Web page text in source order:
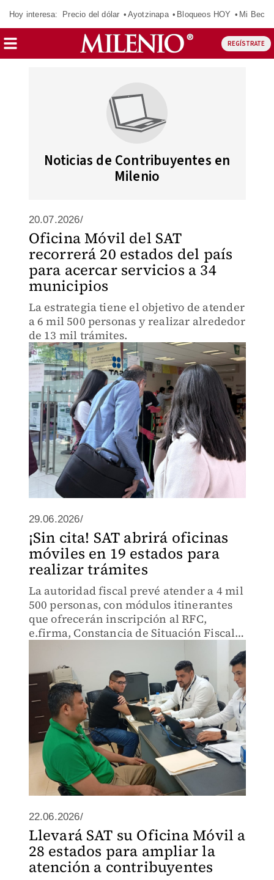
Hoy interesa: Precio del dólar Ayotzinapa Bloqueos HOY Mi Beca
REGÍSTRATE
Noticias de Contribuyentes en
Milenio
20.07.2026/
Oficina Móvil del SAT
recorrerá 20 estados del país
para acercar servicios a 34
municipios
La estrategia tiene el objetivo de atender
a 6 mil 500 personas y realizar alrededor
de 13 mil trámites.
29.06.2026/
¡Sin cita! SAT abrirá oficinas
móviles en 19 estados para
realizar trámites
La autoridad fiscal prevé atender a 4 mil
500 personas, con módulos itinerantes
que ofrecerán inscripción al RFC,
e.firma, Constancia de Situación Fiscal y
22.06.2026/
Llevará SAT su Oficina Móvil a
28 estados para ampliar la
atención a contribuyentes